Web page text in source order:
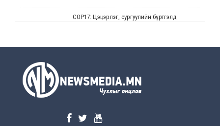
СОР17: Цэцэрлэг, сургуулийн бүртгэлд
2026-08-5
2026-08-5